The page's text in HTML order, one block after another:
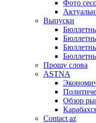
Фото
Выпуски
Прошу слова
ASTNA
Обзор
Contact az